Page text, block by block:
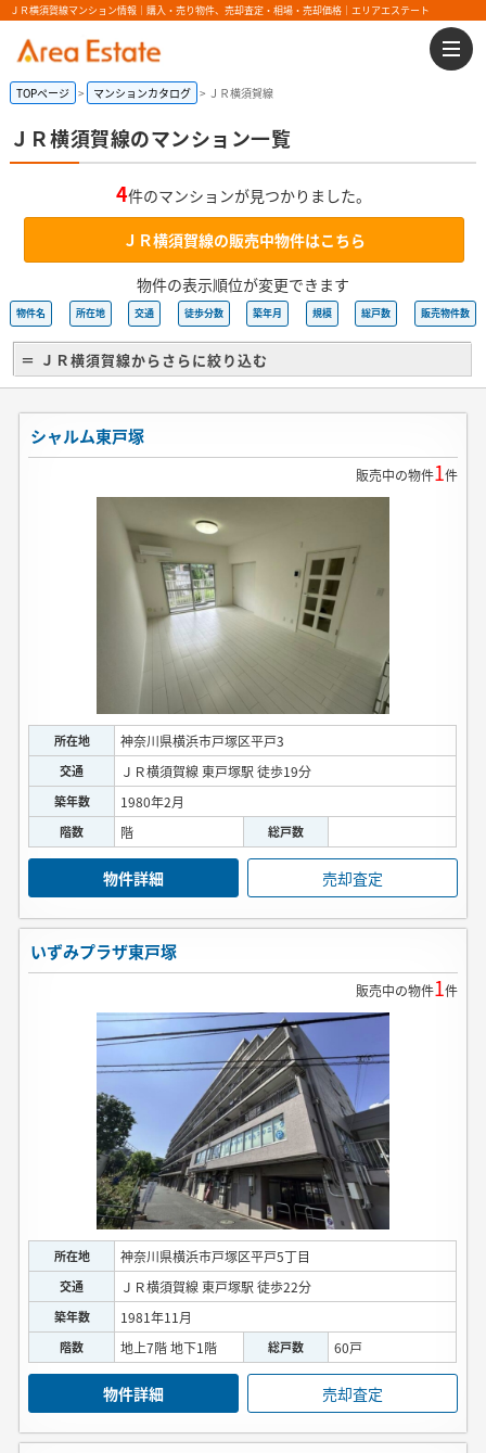
ＪＲ横須賀線マンション情報｜購入・売り物件、売却査定・相場・売却価格｜エリアエステート
TOPページ マンションカタログ ＪＲ横須賀線
ＪＲ横須賀線のマンション一覧
4件のマンションが見つかりました。
ＪＲ横須賀線の販売中物件はこちら
物件の表示順位が変更できます
物件名 所在地 交通 徒歩分数 築年月 規模 総戸数 販売物件数
＝ ＪＲ横須賀線からさらに絞り込む
シャルム東戸塚
販売中の物件1件
所在地 神奈川県横浜市戸塚区平戸3
交通 ＪＲ横須賀線 東戸塚駅 徒歩19分
築年数 1980年2月
階数 階 総戸数
物件詳細 売却査定
いずみプラザ東戸塚
販売中の物件1件
所在地 神奈川県横浜市戸塚区平戸5丁目
交通 ＪＲ横須賀線 東戸塚駅 徒歩22分
築年数 1981年11月
階数 地上7階 地下1階 総戸数 60戸
物件詳細 売却査定